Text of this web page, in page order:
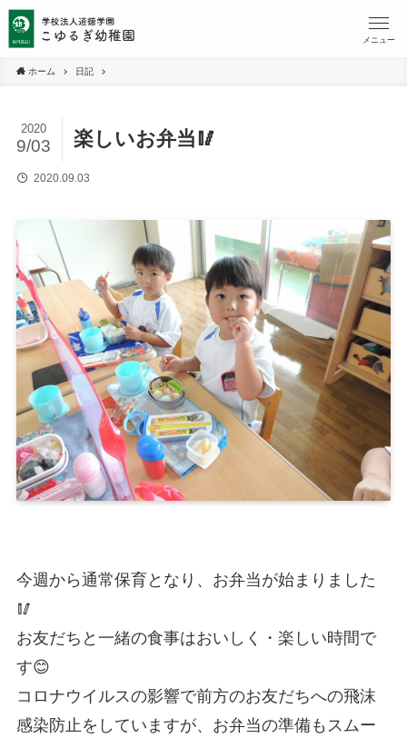
メニュー
ホーム 日記
楽しいお弁当🥢
2020
9/03
2020.09.03
今週から通常保育となり、お弁当が始まりました
🥢
お友だちと一緒の食事はおいしく・楽しい時間で
す😊
コロナウイルスの影響で前方のお友だちへの飛沫
感染防止をしていますが、お弁当の準備もスムー